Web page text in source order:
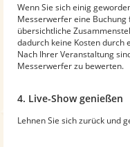
Wenn Sie sich einig
Messerwerfer eine Buchung
übersichtliche
dadurch keine Kosten durch
Nach Ihrer Veranstaltung
Messerwerfer zu bewerten.
4. Live-Show genießen
Lehnen Sie sich zurück und